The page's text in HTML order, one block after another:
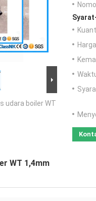
udara boiler WT
WT 1,4mm